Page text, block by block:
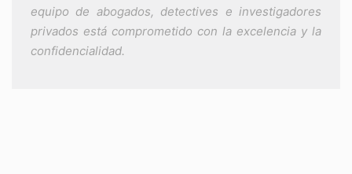
equipo de abogados, detectives e investigadores
privados está comprometido con la excelencia y la
confidencialidad.